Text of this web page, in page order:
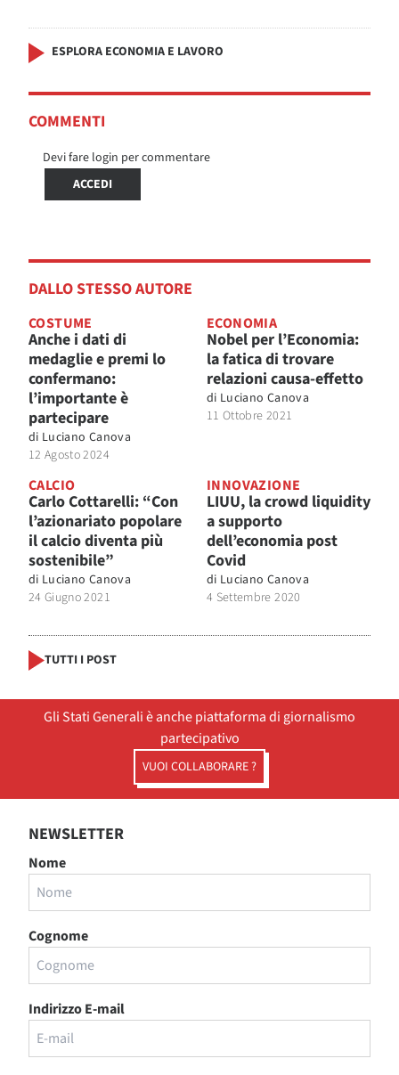
ESPLORA ECONOMIA E LAVORO
COMMENTI
Devi fare login per commentare
ACCEDI
DALLO STESSO AUTORE
COSTUME
Anche i dati di
medaglie e premi lo
confermano:
l’importante è
partecipare
di Luciano Canova
12 Agosto 2024
ECONOMIA
Nobel per l’Economia:
la fatica di trovare
relazioni causa-effetto
di Luciano Canova
11 Ottobre 2021
CALCIO
Carlo Cottarelli: “Con
l’azionariato popolare
il calcio diventa più
sostenibile”
di Luciano Canova
24 Giugno 2021
INNOVAZIONE
LIUU, la crowd liquidity
a supporto
dell’economia post
Covid
di Luciano Canova
4 Settembre 2020
TUTTI I POST
Gli Stati Generali è anche piattaforma di giornalismo
partecipativo
VUOI COLLABORARE ?
NEWSLETTER
Nome
Cognome
Indirizzo E-mail